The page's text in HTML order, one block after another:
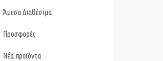
Άμεσα Διαθέσιμα
Προσφορές
Νέα προϊόντα